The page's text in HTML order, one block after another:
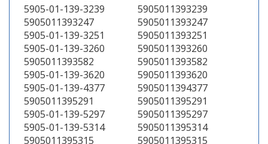
5905-01-139-3239
5905011393239
5905011393247
5905011393247
5905-01-139-3251
5905011393251
5905-01-139-3260
5905011393260
5905011393582
5905011393582
5905-01-139-3620
5905011393620
5905-01-139-4377
5905011394377
5905011395291
5905011395291
5905-01-139-5297
5905011395297
5905-01-139-5314
5905011395314
5905011395315
5905011395315